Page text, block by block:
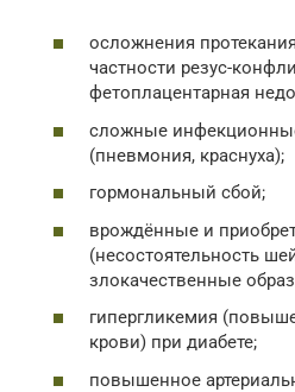
осложнения
частности резус-
фетоплацентарная
сложные
(пневмония, краснуха);
гормональный сбой;
врождённые и
(несостоятельность
злокачественные
гипергликемия
крови) при диабете;
повышенное